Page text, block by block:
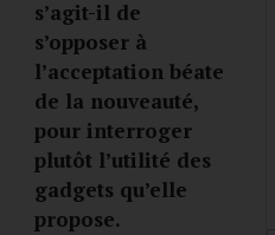
s’agit-il de
s’opposer à
l’acceptation béate
de la nouveauté,
pour interroger
plutôt l’utilité des
gadgets qu’elle
propose.